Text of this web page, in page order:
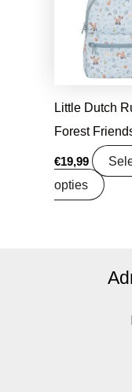
Little Dutch
Forest
€19,99
opties